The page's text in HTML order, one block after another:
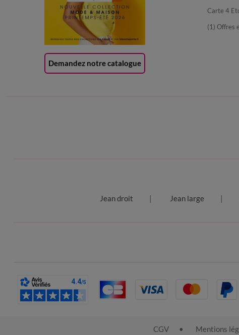
Demandez notre catalogue
Carte 4
(1) Offres
Jean droit Jean large
CGV Mentions